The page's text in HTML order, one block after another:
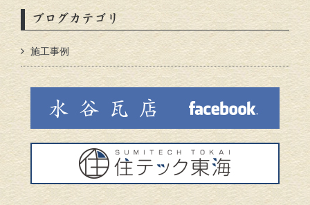
ブログカテゴリ
施工事例